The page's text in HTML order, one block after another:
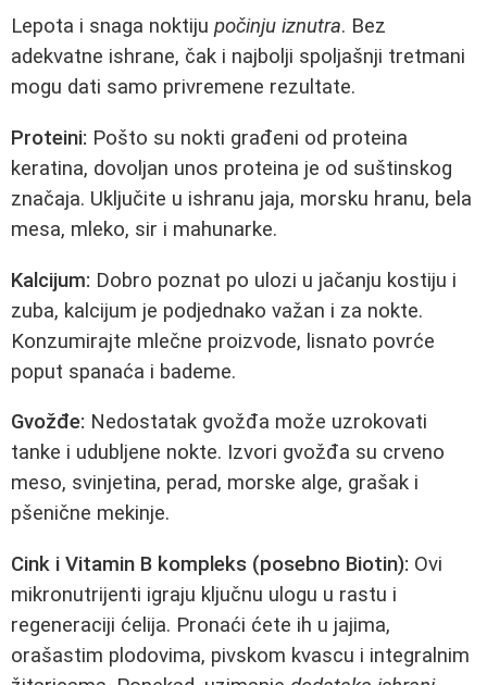
Lepota i snaga noktiju počinju iznutra. Bez
adekvatne ishrane, čak i najbolji spoljašnji tretmani
mogu dati samo privremene rezultate.
Proteini: Pošto su nokti građeni od proteina
keratina, dovoljan unos proteina je od suštinskog
značaja. Uključite u ishranu jaja, morsku hranu, bela
mesa, mleko, sir i mahunarke.
Kalcijum: Dobro poznat po ulozi u jačanju kostiju i
zuba, kalcijum je podjednako važan i za nokte.
Konzumirajte mlečne proizvode, lisnato povrće
poput spanaća i bademe.
Gvožđe: Nedostatak gvožđa može uzrokovati
tanke i udubljene nokte. Izvori gvožđa su crveno
meso, svinjetina, perad, morske alge, grašak i
pšenične mekinje.
Cink i Vitamin B kompleks (posebno Biotin): Ovi
mikronutrijenti igraju ključnu ulogu u rastu i
regeneraciji ćelija. Pronaći ćete ih u jajima,
orašastim plodovima, pivskom kvascu i integralnim